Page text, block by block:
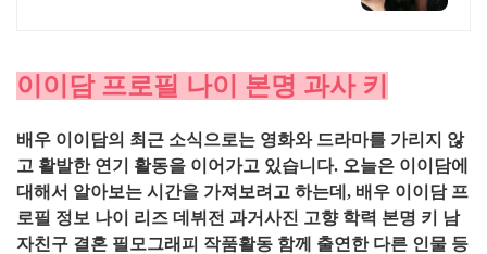
이이담 프로필 나이 본명 과사 키
배우 이이담의 최근 소식으로는 영화와 드라마를 가리지 않
고 활발한 연기 활동을 이어가고 있습니다. 오늘은 이이담에
대해서 알아보는 시간을 가져보려고 하는데, 배우 이이담 프
로필 정보 나이 리즈 데뷔전 과거사진 고향 학력 본명 키 남
자친구 결혼 필모그래피 작품활동 함께 출연한 다른 인물 등